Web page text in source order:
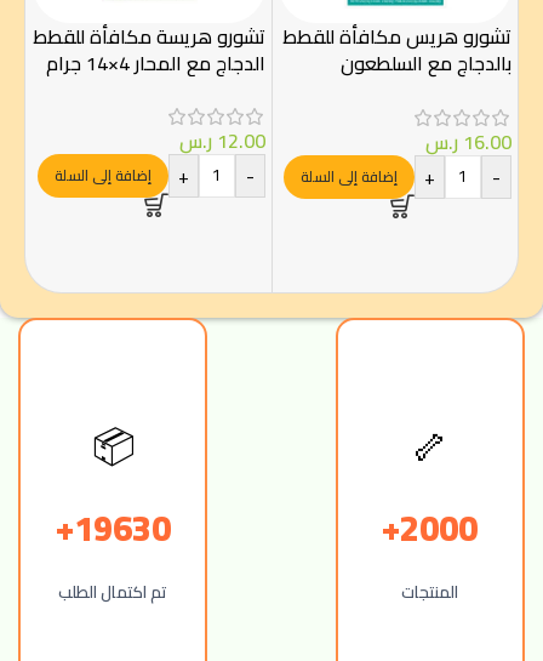
تشورو هريس مكافأة للقطط
بالدجاج مع السلطعون
16.00 ر.س
-
+ إضافة إلى السلة
تشورو هريسة مكافأة للقطط
الدجاج مع المحار 4×14 جرام
12.00 ر.س
-
+ إضافة إلى السلة
🦴
2000+
المنتجات
📦
19630+
تم اكتمال الطلب